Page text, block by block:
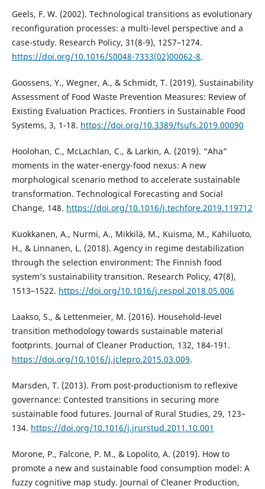
Geels, F. W. (2002). Technological transitions as evolutionary
reconfiguration processes: a multi-level perspective and a
case-study. Research Policy, 31(8-9), 1257–1274.
https://doi.org/10.1016/S0048-7333(02)00062-8.
Goossens, Y., Wegner, A., & Schmidt, T. (2019). Sustainability
Assessment of Food Waste Prevention Measures: Review of
Existing Evaluation Practices. Frontiers in Sustainable Food
Systems, 3, 1-18. https://doi.org/10.3389/fsufs.2019.00090
Hoolohan, C., McLachlan, C., & Larkin, A. (2019). “Aha”
moments in the water-energy-food nexus: A new
morphological scenario method to accelerate sustainable
transformation. Technological Forecasting and Social
Change, 148. https://doi.org/10.1016/j.techfore.2019.119712
Kuokkanen, A., Nurmi, A., Mikkilä, M., Kuisma, M., Kahiluoto,
H., & Linnanen, L. (2018). Agency in regime destabilization
through the selection environment: The Finnish food
system’s sustainability transition. Research Policy, 47(8),
1513–1522. https://doi.org/10.1016/j.respol.2018.05.006
Laakso, S., & Lettenmeier, M. (2016). Household-level
transition methodology towards sustainable material
footprints. Journal of Cleaner Production, 132, 184-191.
https://doi.org/10.1016/j.jclepro.2015.03.009.
Marsden, T. (2013). From post-productionism to reflexive
governance: Contested transitions in securing more
sustainable food futures. Journal of Rural Studies, 29, 123–
134. https://doi.org/10.1016/j.jrurstud.2011.10.001
Morone, P., Falcone, P. M., & Lopolito, A. (2019). How to
promote a new and sustainable food consumption model: A
fuzzy cognitive map study. Journal of Cleaner Production,